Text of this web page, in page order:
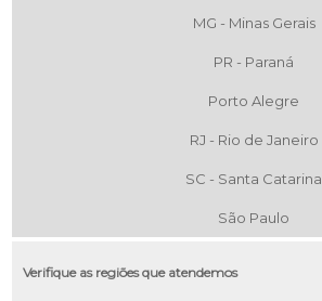
MG - Minas Gerais
PR - Paraná
Porto Alegre
RJ - Rio de Janeiro
SC - Santa Catarina
São Paulo
Verifique as regiões que atendemos